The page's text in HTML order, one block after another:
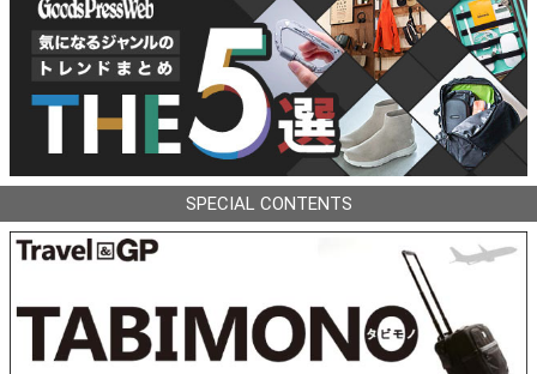
SPECIAL CONTENTS